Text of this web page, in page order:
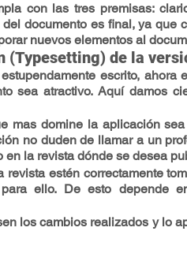
con las tres premisas:
documento es final, ya que
nuevos elementos al
(Typesetting) de la
escrito, ahora
sea atractivo. Aquí damos
mas domine la aplicación
no duden de llamar a un
la revista dónde se desea
revista estén correctamente
ello. De esto depende
los cambios realizados y lo